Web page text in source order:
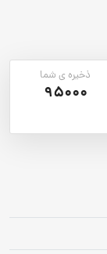
ذخیره ی شما
95000